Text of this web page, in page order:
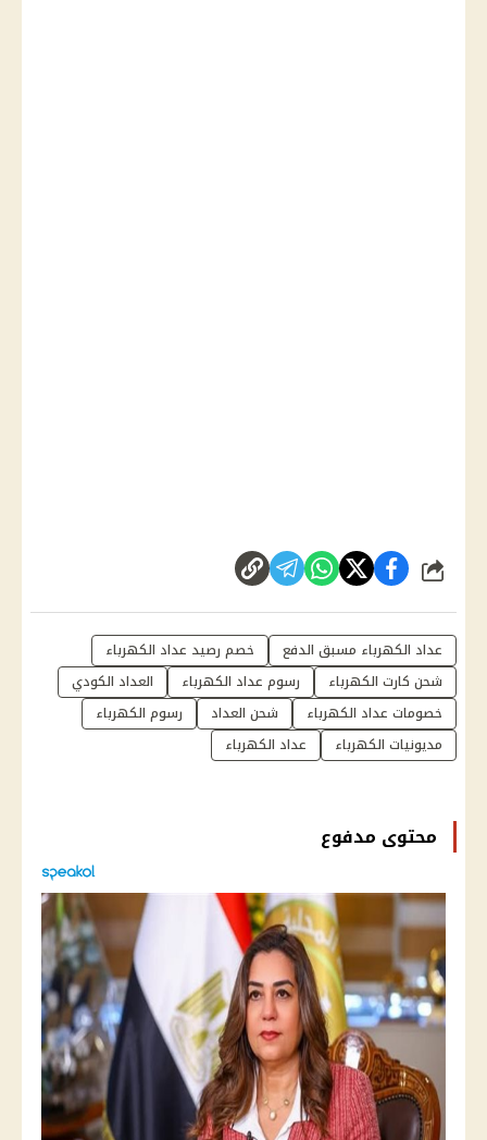
شارك
عداد الكهرباء مسبق الدفع
خصم رصيد عداد الكهرباء
شحن كارت الكهرباء
رسوم عداد الكهرباء
العداد الكودي
خصومات عداد الكهرباء
شحن العداد
رسوم الكهرباء
مديونيات الكهرباء
عداد الكهرباء
محتوى مدفوع